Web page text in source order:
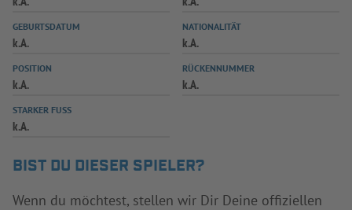
SPIELPLUS
GEBURTSDATUM
k.A.
NATIONALITÄT
k.A.
POSITION
k.A.
RÜCKENNUMMER
k.A.
STARKER FUSS
k.A.
BIST DU DIESER SPIELER?
Wenn du möchtest, stellen wir Dir Deine offiziellen